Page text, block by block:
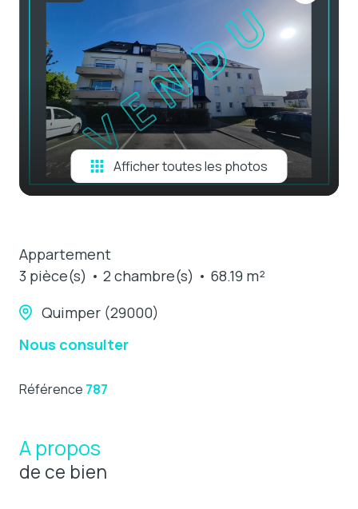
e-mail
estimation
contact
Afficher toutes les photos
Appartement
3 pièce(s)
2 chambre(s)
68.19 m²
Quimper (29000)
Nous consulter
Référence 787
A propos
de ce bien